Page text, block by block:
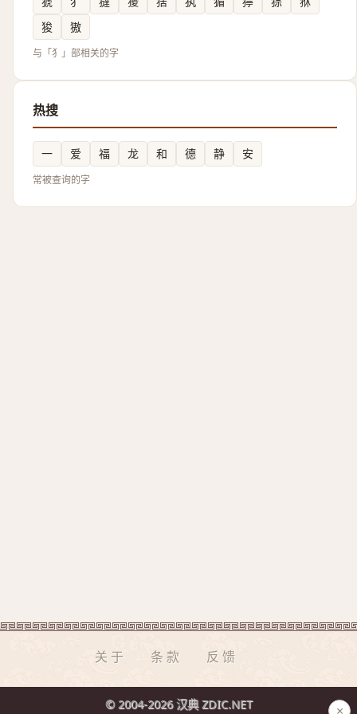
狻
獓
与「犭」部相关的字
热搜
一 爱 福 龙 和 德 静 安
常被查询的字
关于 条款 反馈
© 2004-2026 汉典 ZDIC.NET ×